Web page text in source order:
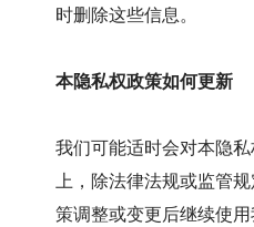
时删除这些信息。
本隐私权政策如何更新
我们可能适时会对本隐
上，除法律法规或监管
策调整或变更后继续使